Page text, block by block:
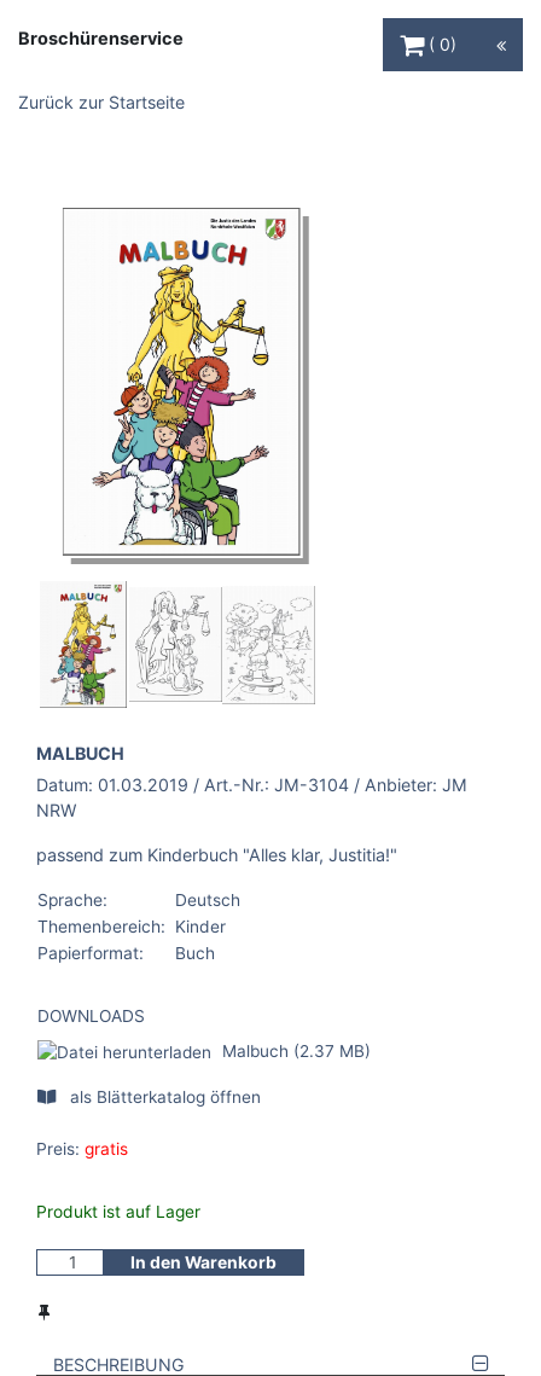
Broschürenservice
0
Zurück zur Startseite
BROSCHÜRE:
MALBUCH
Datum: 01.03.2019 / Art.-Nr.: JM-3104 / Anbieter: JM
NRW
passend zum Kinderbuch "Alles klar, Justitia!"
Sprache:
Deutsch
Themenbereich:
Kinder
Papierformat:
Buch
DOWNLOADS
Malbuch (2.37 MB)
als Blätterkatalog öffnen
Preis: gratis
Produkt ist auf Lager
In den Warenkorb
BESCHREIBUNG